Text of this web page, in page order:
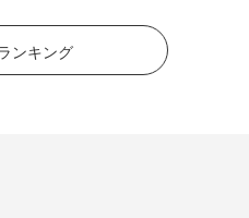
ンキング